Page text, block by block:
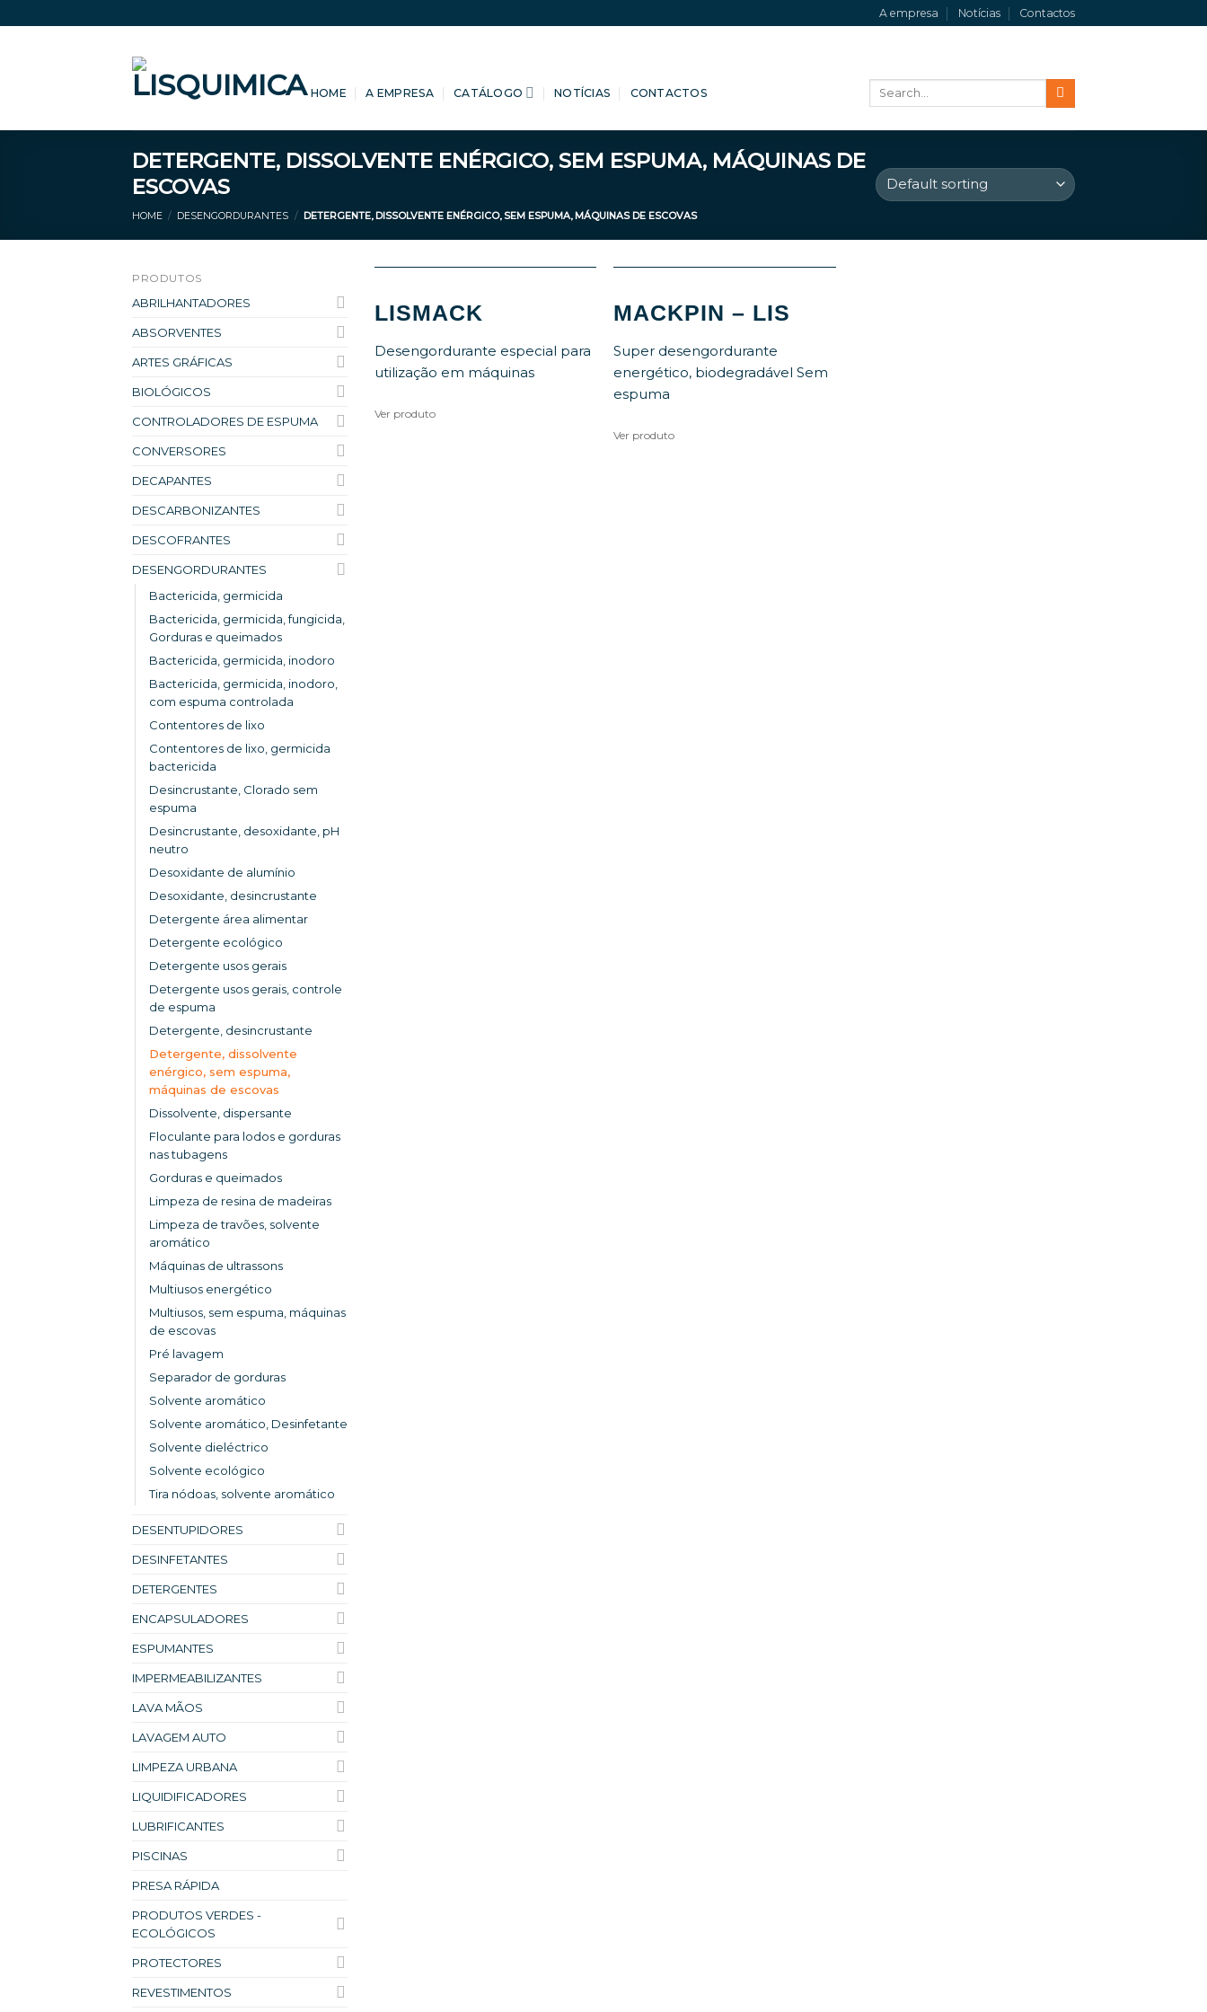
to
A empresa Notícias Contactos
HOME A EMPRESA CATÁLOGO NOTÍCIAS CONTACTOS
DETERGENTE, DISSOLVENTE ENÉRGICO, SEM ESPUMA, MÁQUINAS DE
ESCOVAS
HOME / DESENGORDURANTES / DETERGENTE, DISSOLVENTE ENÉRGICO, SEM ESPUMA, MÁQUINAS DE ESCOVAS
PRODUTOS
ABRILHANTADORES
ABSORVENTES
ARTES GRÁFICAS
BIOLÓGICOS
CONTROLADORES DE ESPUMA
CONVERSORES
DECAPANTES
DESCARBONIZANTES
DESCOFRANTES
DESENGORDURANTES
Bactericida, germicida
Bactericida, germicida, fungicida,
Gorduras e queimados
Bactericida, germicida, inodoro
Bactericida, germicida, inodoro,
com espuma controlada
Contentores de lixo
Contentores de lixo, germicida
bactericida
Desincrustante, Clorado sem
espuma
Desincrustante, desoxidante, pH
neutro
Desoxidante de alumínio
Desoxidante, desincrustante
Detergente área alimentar
Detergente ecológico
Detergente usos gerais
Detergente usos gerais, controle
de espuma
Detergente, desincrustante
Detergente, dissolvente
enérgico, sem espuma,
máquinas de escovas
Dissolvente, dispersante
Floculante para lodos e gorduras
nas tubagens
Gorduras e queimados
Limpeza de resina de madeiras
Limpeza de travões, solvente
aromático
Máquinas de ultrassons
Multiusos energético
Multiusos, sem espuma, máquinas
de escovas
Pré lavagem
Separador de gorduras
Solvente aromático
Solvente aromático, Desinfetante
Solvente dieléctrico
Solvente ecológico
Tira nódoas, solvente aromático
DESENTUPIDORES
DESINFETANTES
DETERGENTES
ENCAPSULADORES
ESPUMANTES
IMPERMEABILIZANTES
LAVA MÃOS
LAVAGEM AUTO
LIMPEZA URBANA
LIQUIDIFICADORES
LUBRIFICANTES
PISCINAS
PRESA RÁPIDA
PRODUTOS VERDES -
ECOLÓGICOS
PROTECTORES
REVESTIMENTOS
LISMACK
Desengordurante especial para
utilização em máquinas
Ver produto
MACKPIN – LIS
Super desengordurante
energético, biodegradável Sem
espuma
Ver produto